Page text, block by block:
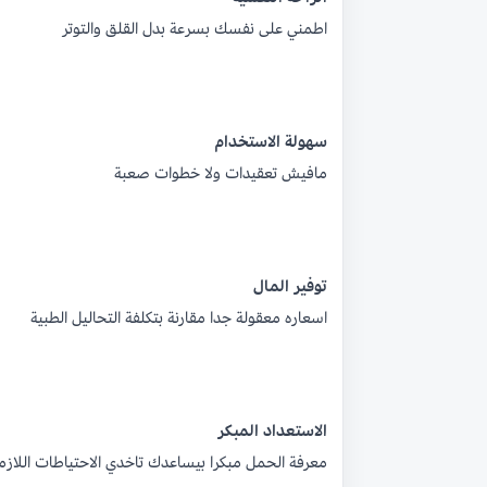
اطمني على نفسك بسرعة بدل القلق والتوتر
سهولة الاستخدام
مافيش تعقيدات ولا خطوات صعبة
توفير المال
اسعاره معقولة جدا مقارنة بتكلفة التحاليل الطبية
الاستعداد المبكر
معرفة الحمل مبكرا بيساعدك تاخدي الاحتياطات